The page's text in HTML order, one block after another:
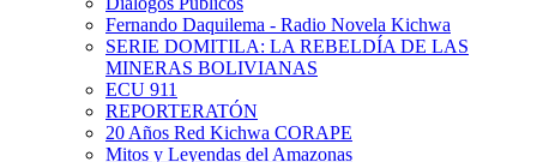
Fernando Daquilema - Radio Novela Kichwa
SERIE DOMITILA: LA REBELDÍA DE LAS
MINERAS BOLIVIANAS
ECU 911
REPORTERATÓN
20 Años Red Kichwa CORAPE
Mitos y Leyendas del Amazonas